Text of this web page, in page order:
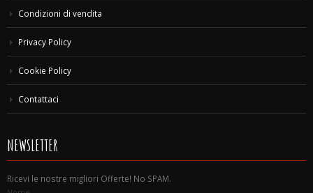
Condizioni di vendita
Privacy Policy
Cookie Policy
Contattaci
NEWSLETTER
Ricevi le nostre migliori Offerte! No SPAM.